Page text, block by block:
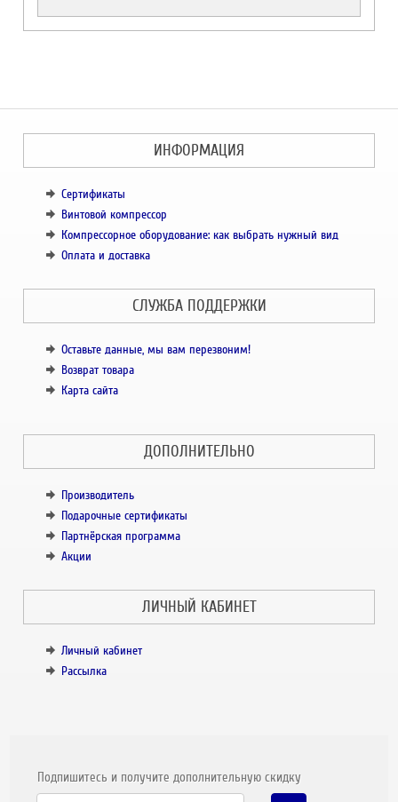
ИНФОРМАЦИЯ
Сертификаты
Винтовой компрессор
Компрессорное оборудование: как выбрать нужный вид
Оплата и доставка
СЛУЖБА ПОДДЕРЖКИ
Оставьте данные, мы вам перезвоним!
Возврат товара
Карта сайта
ДОПОЛНИТЕЛЬНО
Производитель
Подарочные сертификаты
Партнёрская программа
Акции
ЛИЧНЫЙ КАБИНЕТ
Личный кабинет
Рассылка
Подпишитесь и получите дополнительную скидку